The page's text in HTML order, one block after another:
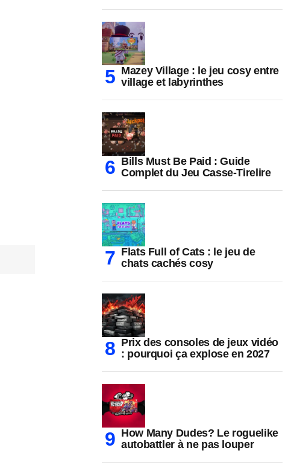
Mazey Village : le jeu cosy entre
village et labyrinthes
Bills Must Be Paid : Guide
Complet du Jeu Casse-Tirelire
Flats Full of Cats : le jeu de
chats cachés cosy
Prix des consoles de jeux vidéo
: pourquoi ça explose en 2027
How Many Dudes? Le roguelike
autobattler à ne pas louper